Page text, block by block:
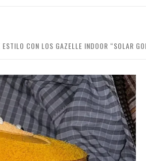
CON LOS GAZELLE INDOOR “SOLAR